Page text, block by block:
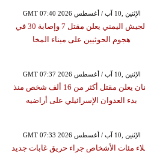
GMT 07:40 2026 الإثنين ,10 آب / أغسطس
الجيش اليمني يعلن مقتل 7 وإصابة 30 في
هجوم الحوثيين على ميناء المخا
GMT 07:37 2026 الإثنين ,10 آب / أغسطس
لبنان يعلن مقتل أكثر من 16 ألف شخص منذ
بدء العدوان الإسرائيلي على أراضيه
GMT 07:33 2026 الإثنين ,10 آب / أغسطس
مئات الأشخاص جراء حريق غابات جديد